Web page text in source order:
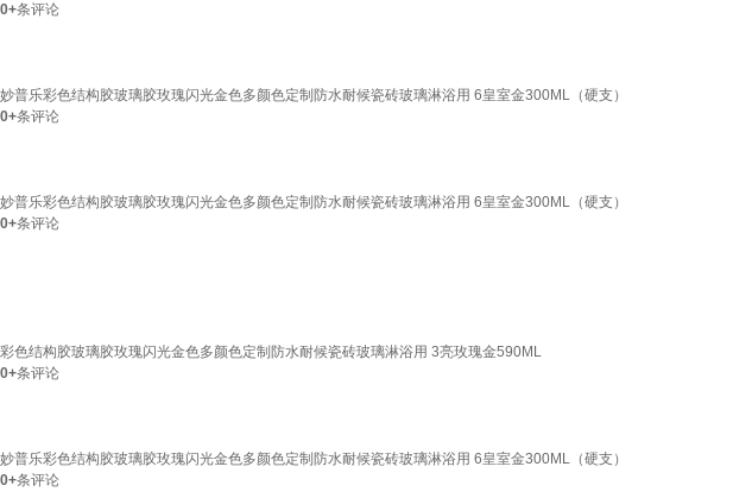
0+条评论
妙普乐彩色结构胶玻璃胶玫瑰闪光金色多颜色定制防水耐候瓷砖玻璃淋浴用 6皇室金300ML（硬支）
0+条评论
妙普乐彩色结构胶玻璃胶玫瑰闪光金色多颜色定制防水耐候瓷砖玻璃淋浴用 6皇室金300ML（硬支）
0+条评论
彩色结构胶玻璃胶玫瑰闪光金色多颜色定制防水耐候瓷砖玻璃淋浴用 3亮玫瑰金590ML
0+条评论
妙普乐彩色结构胶玻璃胶玫瑰闪光金色多颜色定制防水耐候瓷砖玻璃淋浴用 6皇室金300ML（硬支）
0+条评论